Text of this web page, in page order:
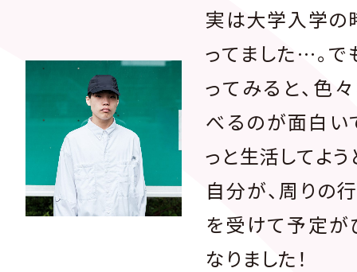
実は大学入学の
ってました…。で
ってみると、色
べるのが面白い
っと生活してよ
自分が、周りの
を受けて予定が
なりました！